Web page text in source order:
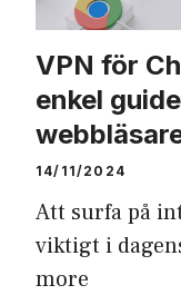
VPN för
enkel
14/11/2024
Att surfa på
viktigt i
more